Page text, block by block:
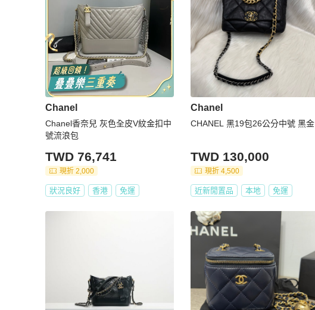
Chanel
Chanel香奈兒 灰色全皮V紋金扣中
號流浪包
TWD 76,741
現折 2,000
狀況良好 香港 免運
Chanel
CHANEL 黑19包26公分中號 黑金
TWD 130,000
現折 4,500
近新閒置品 本地 免運